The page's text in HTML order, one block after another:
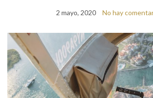
2 mayo, 2020 No hay